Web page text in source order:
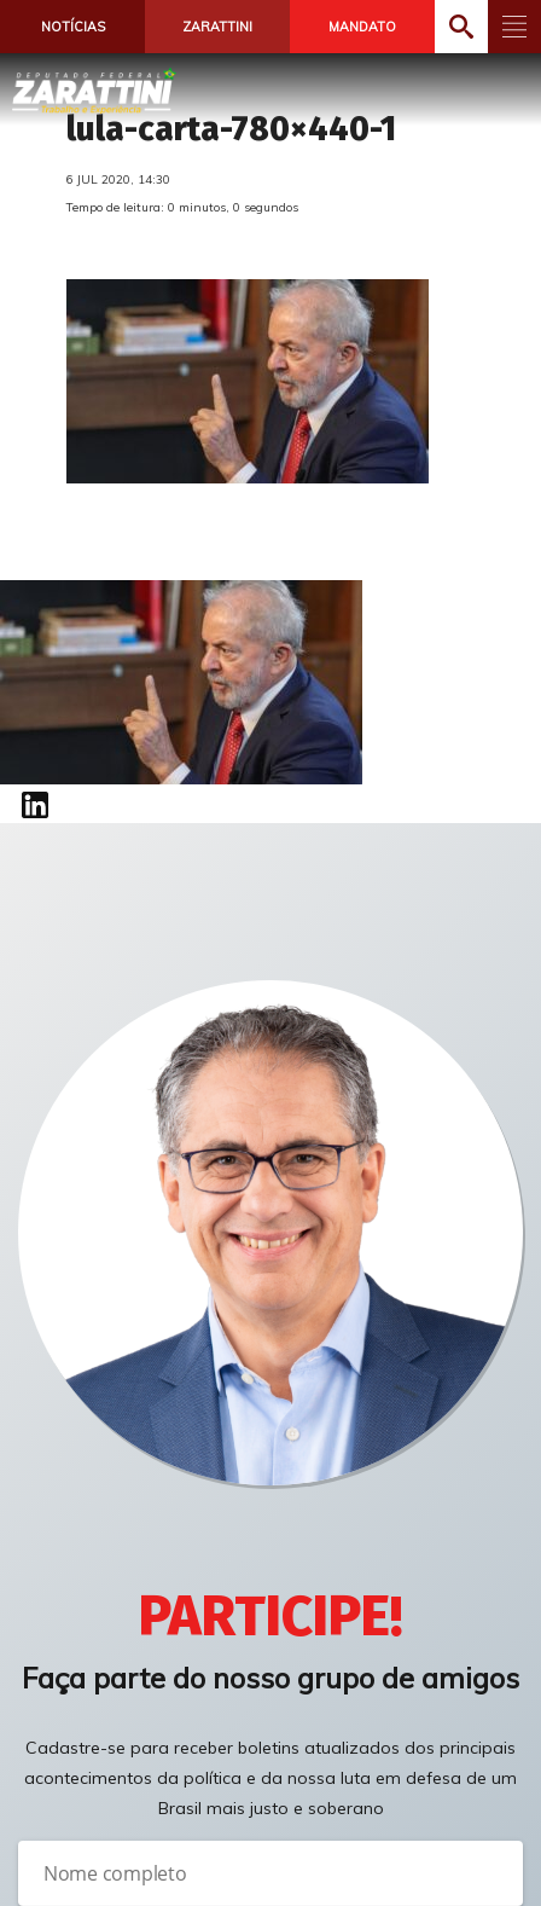
NOTÍCIAS ZARATTINI MANDATO
lula-carta-780×440-1
6 JUL 2020, 14:30
Tempo de leitura: 0 minutos, 0 segundos
PARTICIPE!
Faça parte do nosso grupo de amigos
Cadastre-se para receber boletins atualizados dos principais
acontecimentos da política e da nossa luta em defesa de um
Brasil mais justo e soberano